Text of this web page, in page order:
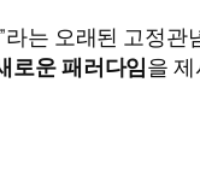
는 오래된 고정
로운 패러다임을